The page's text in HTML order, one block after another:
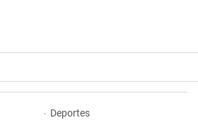
Deportes